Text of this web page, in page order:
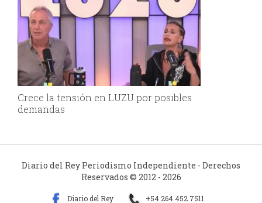
Crece la tensión en LUZU por posibles
demandas
Diario del Rey Periodismo Independiente - Derechos
Reservados © 2012 - 2026
Diario del Rey
+54 264 452 7511